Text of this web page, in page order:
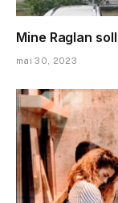
Mine Raglan
mai 30, 2023